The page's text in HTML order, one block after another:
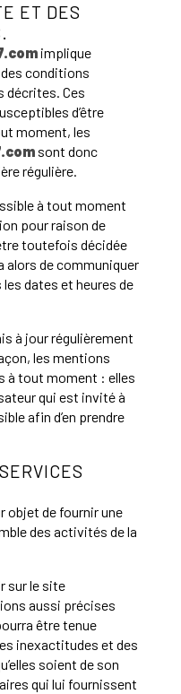
ET DES
implique
conditions
décrites. Ces
d’être
moment, les
sont donc
régulière.
à tout moment
pour raison de
toutefois décidée
alors de communiquer
dates et heures de
à jour régulièrement
les mentions
à tout moment : elles
qui est invité à
afin d’en prendre
objet de fournir une
des activités de la
sur le site
aussi précises
être tenue
inexactitudes et des
soient de son
qui lui fournissent